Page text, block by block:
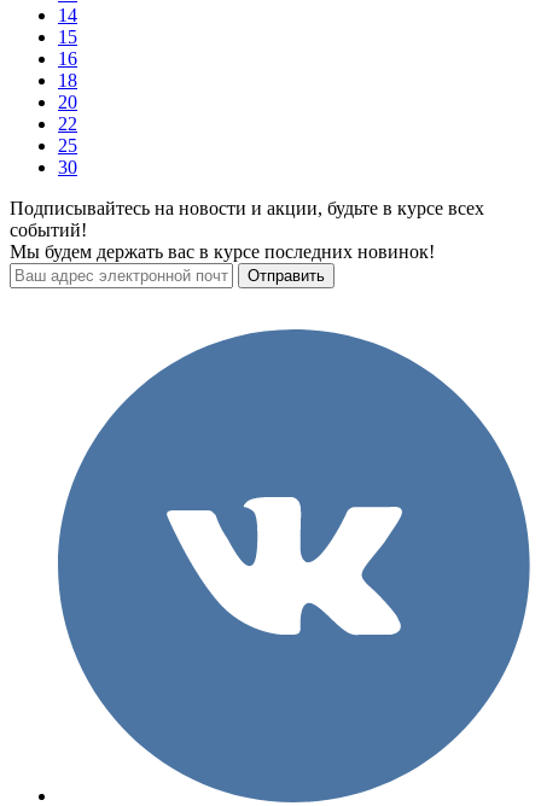
14
15
16
18
20
22
25
30
Подписывайтесь на новости и акции, будьте в курсе всех
событий!
Мы будем держать вас в курсе последних новинок!